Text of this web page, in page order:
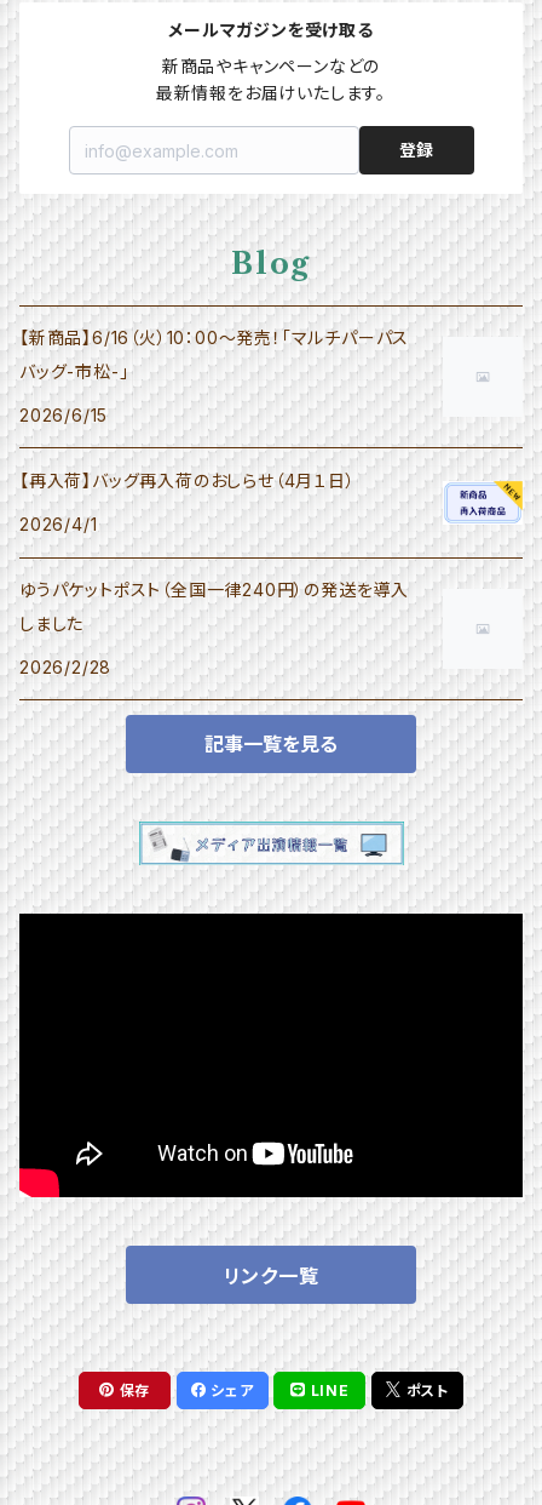
メールマガジンを受け取る
新商品やキャンペーンなどの
最新情報をお届けいたします。
登録
Blog
【新商品】6/16（火）10：00～発売！「マルチパーパス
バッグ-市松-」
2026/6/15
【再入荷】バッグ再入荷のおしらせ（4月１日）
2026/4/1
ゆうパケットポスト（全国一律240円）の発送を導入
しました
2026/2/28
記事一覧を見る
リンク一覧
保存 シェア LINE ポスト